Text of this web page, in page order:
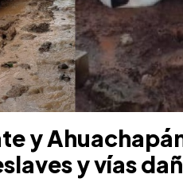
y
y vías